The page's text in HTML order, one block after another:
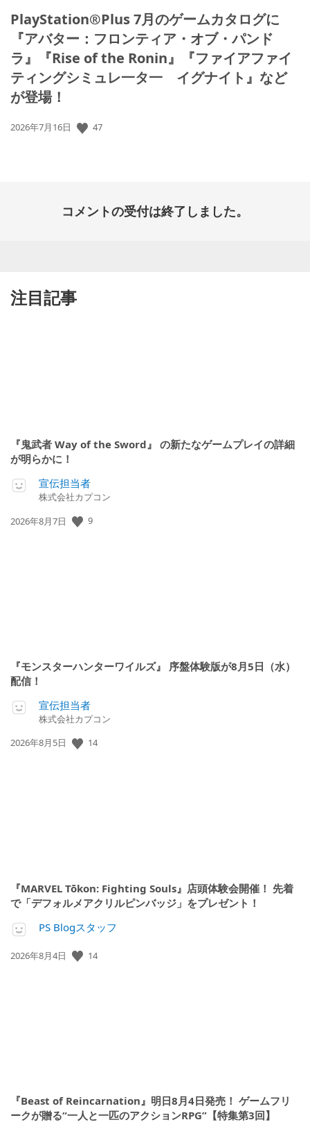
PlayStation®Plus 7月のゲームカタログに
『アバター：フロンティア・オブ・パンド
ラ』『Rise of the Ronin』『ファイアファイ
ティングシミュレ一タ一 イグナイト』など
が登場！
公
2026年7月16日 47
コメントの受付は終了しました。
注目記事
『鬼武者 Way of the Sword』 の新たなゲームプレイの詳細
が明らかに！
宣伝担当者
株式会社カプコン
公
2026年8月7日 9
『モンスターハンターワイルズ』 序盤体験版が8月5日（水）
配信！
宣伝担当者
株式会社カプコン
公
2026年8月5日 14
『MARVEL Tōkon: Fighting Souls』店頭体験会開催！ 先着
で「デフォルメアクリルピンバッジ」をプレゼント！
PS Blogスタッフ
公
2026年8月4日 14
『Beast of Reincarnation』明日8月4日発売！ ゲームフリ
ークが贈る“一人と一匹のアクションRPG”【特集第3回】